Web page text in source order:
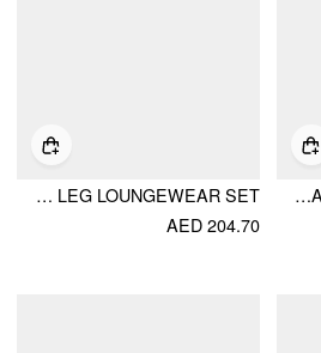
COTTON-BLEND GINGHAM PETER PAN COLLAR OVERSIZED TOP & MID RISE LACE TRIM STRAIGHT LEG SHORTS SET
COTTON-BLEND STRIPED SQUARE NECK PUFF SLEEVE BOWKNOT TOP & MID RISE WIDE LEG LOUNGEWEAR SET
AED 204.70